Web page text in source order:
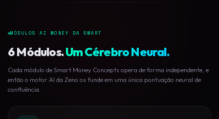
MÓDULOS AI MONEY DA SMART
6 Módulos.Um Cérebro Neural.
Cada módulo de Smart Money Concepts opera de forma independente, e
então o motor AI da Zeno os funde em uma única pontuação neural de
confluência.